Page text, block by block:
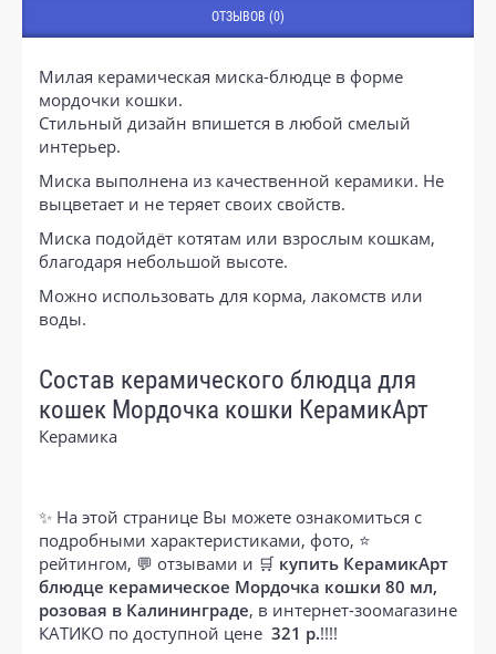
ОТЗЫВОВ (0)
Милая керамическая миска-блюдце в форме
мордочки кошки.
Стильный дизайн впишется в любой смелый
интерьер.
Миска выполнена из качественной керамики. Не
выцветает и не теряет своих свойств.
Миска подойдёт котятам или взрослым кошкам,
благодаря небольшой высоте.
Можно использовать для корма, лакомств или
воды.
Состав керамического блюдца для
кошек Мордочка кошки КерамикАрт
Керамика
✨ На этой странице Вы можете ознакомиться с
подробными характеристиками, фото, ⭐
рейтингом, 💬 отзывами и 🛒 купить КерамикАрт
блюдце керамическое Мордочка кошки 80 мл,
розовая в Калининграде, в интернет-зоомагазине
КАТИКО по доступной цене 321 р.!!!!